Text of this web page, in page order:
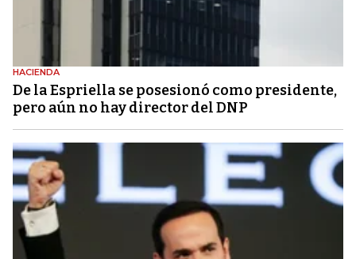
HACIENDA
De la Espriella se posesionó como presidente,
pero aún no hay director del DNP